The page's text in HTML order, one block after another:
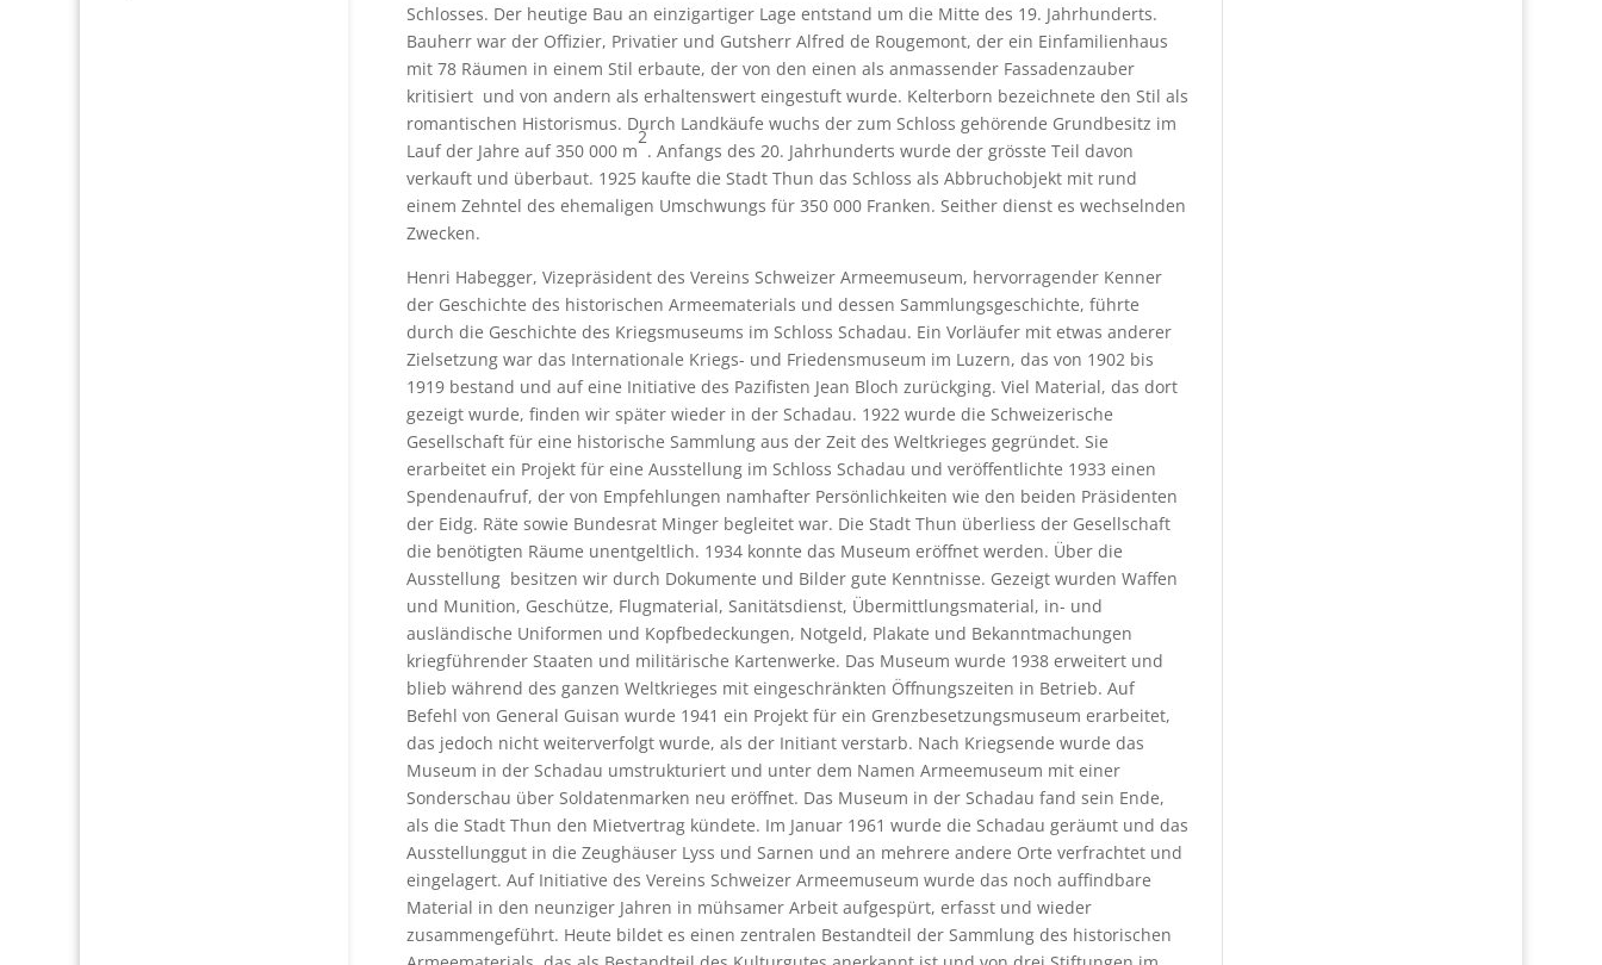
Schlosses. Der heutige Bau an einzigartiger Lage entstand um die Mitte des 19. Jahrhunderts.
Bauherr war der Offizier, Privatier und Gutsherr Alfred de Rougemont, der ein Einfamilienhaus
mit 78 Räumen in einem Stil erbaute, der von den einen als anmassender Fassadenzauber
kritisiert und von andern als erhaltenswert eingestuft wurde. Kelterborn bezeichnete den Stil als
romantischen Historismus. Durch Landkäufe wuchs der zum Schloss gehörende Grundbesitz im
Lauf der Jahre auf 350 000 m
2
. Anfangs des 20. Jahrhunderts wurde der grösste Teil davon
verkauft und überbaut. 1925 kaufte die Stadt Thun das Schloss als Abbruchobjekt mit rund
einem Zehntel des ehemaligen Umschwungs für 350 000 Franken. Seither dienst es wechselnden
Zwecken.
Henri Habegger, Vizepräsident des Vereins Schweizer Armeemuseum, hervorragender Kenner
der Geschichte des historischen Armeematerials und dessen Sammlungsgeschichte, führte
durch die Geschichte des Kriegsmuseums im Schloss Schadau. Ein Vorläufer mit etwas anderer
Zielsetzung war das Internationale Kriegs- und Friedensmuseum im Luzern, das von 1902 bis
1919 bestand und auf eine Initiative des Pazifisten Jean Bloch zurückging. Viel Material, das dort
gezeigt wurde, finden wir später wieder in der Schadau. 1922 wurde die Schweizerische
Gesellschaft für eine historische Sammlung aus der Zeit des Weltkrieges gegründet. Sie
erarbeitet ein Projekt für eine Ausstellung im Schloss Schadau und veröffentlichte 1933 einen
Spendenaufruf, der von Empfehlungen namhafter Persönlichkeiten wie den beiden Präsidenten
der Eidg. Räte sowie Bundesrat Minger begleitet war. Die Stadt Thun überliess der Gesellschaft
die benötigten Räume unentgeltlich. 1934 konnte das Museum eröffnet werden. Über die
Ausstellung besitzen wir durch Dokumente und Bilder gute Kenntnisse. Gezeigt wurden Waffen
und Munition, Geschütze, Flugmaterial, Sanitätsdienst, Übermittlungsmaterial, in- und
ausländische Uniformen und Kopfbedeckungen, Notgeld, Plakate und Bekanntmachungen
kriegführender Staaten und militärische Kartenwerke. Das Museum wurde 1938 erweitert und
blieb während des ganzen Weltkrieges mit eingeschränkten Öffnungszeiten in Betrieb. Auf
Befehl von General Guisan wurde 1941 ein Projekt für ein Grenzbesetzungsmuseum erarbeitet,
das jedoch nicht weiterverfolgt wurde, als der Initiant verstarb. Nach Kriegsende wurde das
Museum in der Schadau umstrukturiert und unter dem Namen Armeemuseum mit einer
Sonderschau über Soldatenmarken neu eröffnet. Das Museum in der Schadau fand sein Ende,
als die Stadt Thun den Mietvertrag kündete. Im Januar 1961 wurde die Schadau geräumt und das
Ausstellunggut in die Zeughäuser Lyss und Sarnen und an mehrere andere Orte verfrachtet und
eingelagert. Auf Initiative des Vereins Schweizer Armeemuseum wurde das noch auffindbare
Material in den neunziger Jahren in mühsamer Arbeit aufgespürt, erfasst und wieder
zusammengeführt. Heute bildet es einen zentralen Bestandteil der Sammlung des historischen